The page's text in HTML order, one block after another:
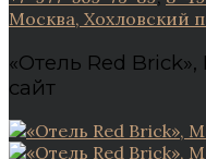
Москва, Хохловский
«Отель Red
сайт